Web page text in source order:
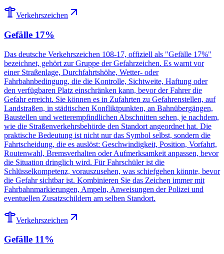
Verkehrszeichen
Gefälle 17%
Das deutsche Verkehrszeichen 108-17, offiziell als "Gefälle 17%"
bezeichnet, gehört zur Gruppe der Gefahrzeichen. Es warnt vor
einer Straßenlage, Durchfahrtshöhe, Wetter- oder
Fahrbahnbedingung, die die Kontrolle, Sichtweite, Haftung oder
den verfügbaren Platz einschränken kann, bevor der Fahrer die
Gefahr erreicht. Sie können es in Zufahrten zu Gefahrenstellen, auf
Landstraßen, in städtischen Konfliktpunkten, an Bahnübergängen,
Baustellen und wetterempfindlichen Abschnitten sehen, je nachdem,
wie die Straßenverkehrsbehörde den Standort angeordnet hat. Die
praktische Bedeutung ist nicht nur das Symbol selbst, sondern die
Fahrtscheidung, die es auslöst: Geschwindigkeit, Position, Vorfahrt,
Routenwahl, Bremsverhalten oder Aufmerksamkeit anpassen, bevor
die Situation dringlich wird. Für Fahrschüler ist die
Schlüsselkompetenz, vorauszusehen, was schiefgehen könnte, bevor
die Gefahr sichtbar ist. Kombinieren Sie das Zeichen immer mit
Fahrbahnmarkierungen, Ampeln, Anweisungen der Polizei und
eventuellen Zusatzschildern am selben Standort.
Verkehrszeichen
Gefälle 11%